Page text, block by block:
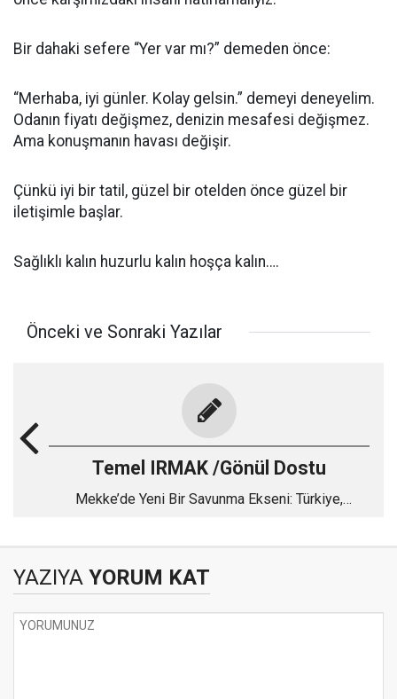
Bir dahaki sefere “Yer var mı?” demeden önce:
“Merhaba, iyi günler. Kolay gelsin.” demeyi deneyelim.
Odanın fiyatı değişmez, denizin mesafesi değişmez.
Ama konuşmanın havası değişir.
Çünkü iyi bir tatil, güzel bir otelden önce güzel bir
iletişimle başlar.
Sağlıklı kalın huzurlu kalın hoşça kalın….
Önceki ve Sonraki Yazılar
Temel IRMAK /Gönül Dostu
Mekke’de Yeni Bir Savunma Ekseni: Türkiye,
YAZIYA YORUM KAT